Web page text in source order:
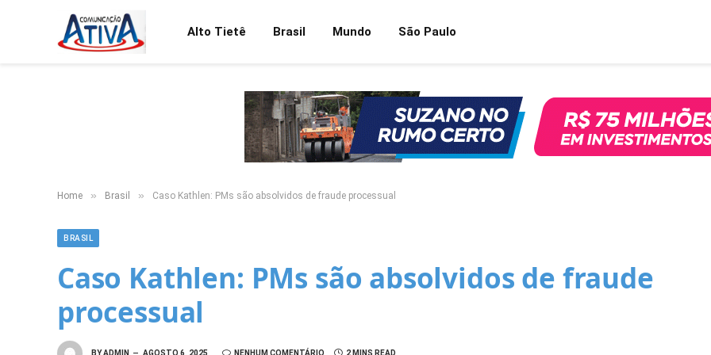
Alto Tietê Brasil Mundo São Paulo
Home » Brasil » Caso Kathlen: PMs são absolvidos de fraude processual
BRASIL
Caso Kathlen: PMs são absolvidos de fraude
processual
BYADMIN AGOSTO 6, 2025 NENHUM COMENTÁRIO 2 MINS READ